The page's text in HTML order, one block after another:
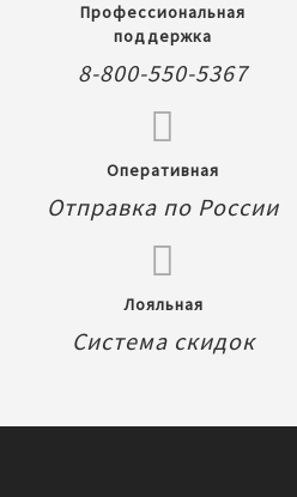
Профессиональная
поддержка
8-800-550-5367
Оперативная
Отправка по России
Лояльная
Система скидок